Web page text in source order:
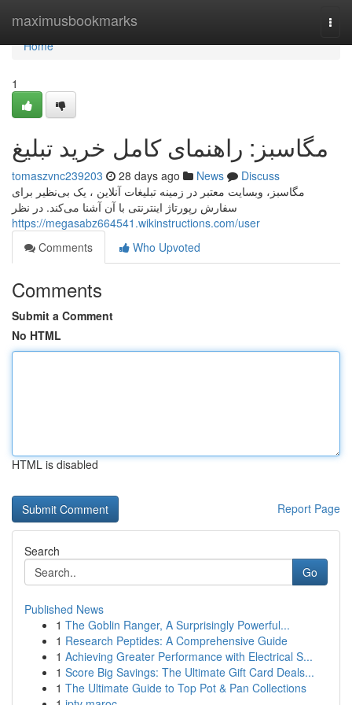
maximusbookmarks
Home
Home
1
مگاسبز: راهنمای کامل خرید تبلیغ
tomaszvnc239203 28 days ago News
Discuss
مگاسبز، وبسایت معتبر در زمینه تبلیغات آنلاین ، یک بی‌نظیر برای
سفارش رپورتاژ اینترنتی با آن آشنا می‌کند. در نظر
https://megasabz664541.wikinstructions.com/user
Comments
Who Upvoted
Comments
Submit a Comment
No HTML
HTML is disabled
Report Page
Search
Go
Published News
1 The Goblin Ranger, A Surprisingly Powerful...
1 Research Peptides: A Comprehensive Guide
1 Achieving Greater Performance with Electrical S...
1 Score Big Savings: The Ultimate Gift Card Deals...
1 The Ultimate Guide to Top Pot & Pan Collections